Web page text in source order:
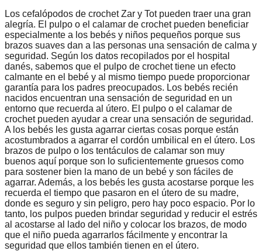
Los cefalópodos de crochet Zar y Tot pueden traer una gran
alegría. El pulpo o el calamar de crochet pueden beneficiar
especialmente a los bebés y niños pequeños porque sus
brazos suaves dan a las personas una sensación de calma y
seguridad. Según los datos recopilados por el hospital
danés, sabemos que el pulpo de crochet tiene un efecto
calmante en el bebé y al mismo tiempo puede proporcionar
garantía para los padres preocupados. Los bebés recién
nacidos encuentran una sensación de seguridad en un
entorno que recuerda al útero. El pulpo o el calamar de
crochet pueden ayudar a crear una sensación de seguridad.
A los bebés les gusta agarrar ciertas cosas porque están
acostumbrados a agarrar el cordón umbilical en el útero. Los
brazos de pulpo o los tentáculos de calamar son muy
buenos aquí porque son lo suficientemente gruesos como
para sostener bien la mano de un bebé y son fáciles de
agarrar. Además, a los bebés les gusta acostarse porque les
recuerda el tiempo que pasaron en el útero de su madre,
donde es seguro y sin peligro, pero hay poco espacio. Por lo
tanto, los pulpos pueden brindar seguridad y reducir el estrés
al acostarse al lado del niño y colocar los brazos, de modo
que el niño pueda agarrarlos fácilmente y encontrar la
seguridad que ellos también tienen en el útero.